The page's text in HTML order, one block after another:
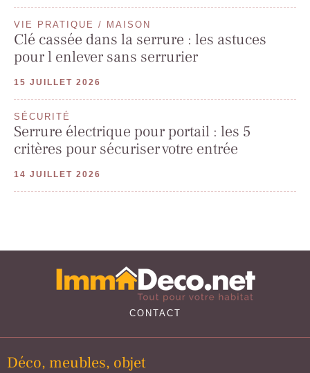
VIE PRATIQUE / MAISON
Clé cassée dans la serrure : les astuces
pour l enlever sans serrurier
15 JUILLET 2026
SÉCURITÉ
Serrure électrique pour portail : les 5
critères pour sécuriser votre entrée
14 JUILLET 2026
CONTACT
Déco, meubles, objet